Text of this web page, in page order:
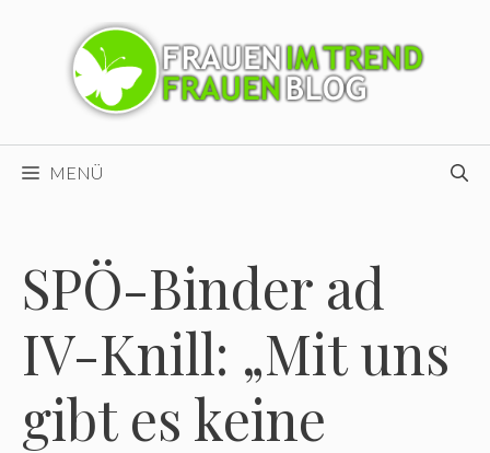
MENÜ
SPÖ-Binder ad
IV-Knill: „Mit uns
gibt es keine